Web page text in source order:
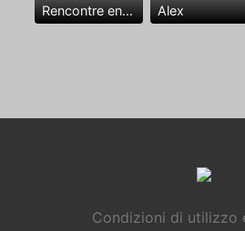
Rencontre entre mecs Alex
Condizioni di utilizzo